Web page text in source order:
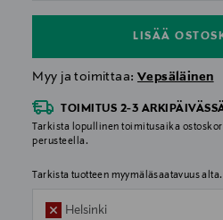
LISÄÄ
Myy ja toimittaa: Vepsäläinen
TOIMITUS 2-3
Tarkista lopullinen toimitusaika
perusteella.
Tarkista tuotteen myymäläsaatavuus alta.
Helsinki